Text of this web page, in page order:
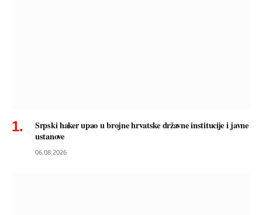
Srpski haker upao u brojne hrvatske državne institucije i javne
ustanove
06.08.2026